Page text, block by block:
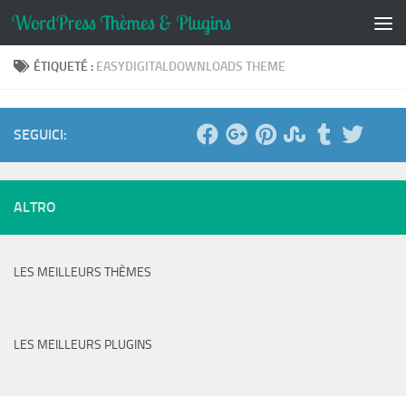
Skip to content
ÉTIQUETÉ : EASYDIGITALDOWNLOADS THEME
SEGUICI:
ALTRO
LES MEILLEURS THÈMES
LES MEILLEURS PLUGINS